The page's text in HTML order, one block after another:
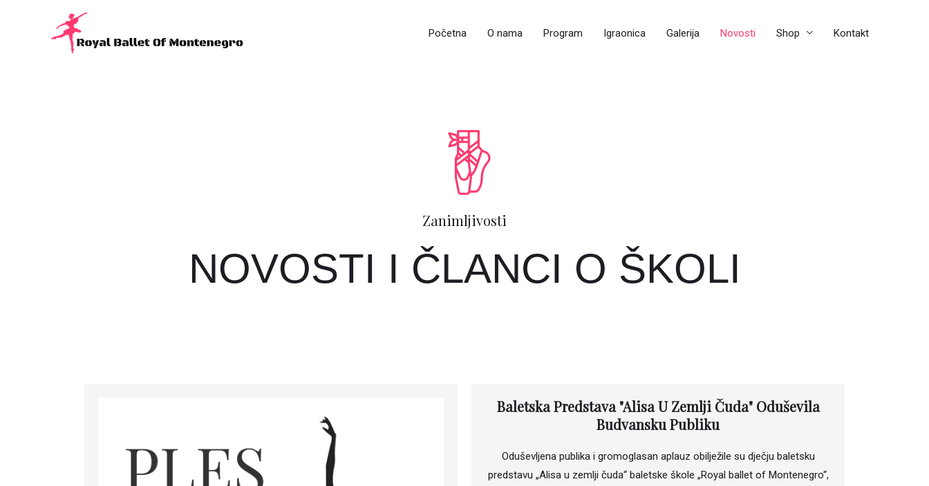
Početna O nama Program Igraonica Galerija Novosti Shop Kontakt
Zanimljivosti
NOVOSTI I ČLANCI O ŠKOLI
Baletska Predstava "Alisa U Zemlji Čuda" Oduševila
Budvansku Publiku
Oduševljena publika i gromoglasan aplauz obilježile su dječju baletsku
predstavu „Alisa u zemlji čuda“ baletske škole „Royal ballet of Montenegro“,